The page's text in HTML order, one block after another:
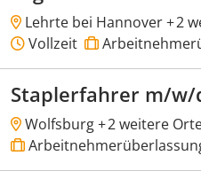
Lehrte bei Hannover +2
Vollzeit
Staplerfahrer m/w/
Wolfsburg +2 weitere